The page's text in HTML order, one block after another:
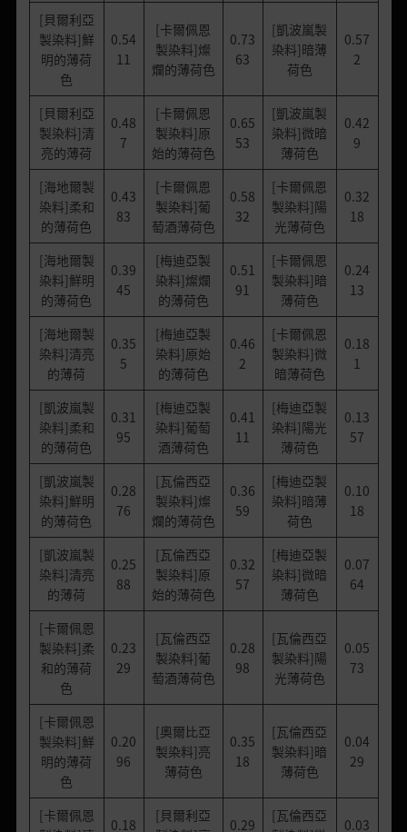
[貝爾利亞
製染料]鮮
明的薄荷
色
0.54
11
[卡爾佩恩
製染料]燦
爛的薄荷色
0.73
63
[凱波嵐製
染料]暗薄
荷色
0.57
2
[貝爾利亞
製染料]清
亮的薄荷
0.48
7
[卡爾佩恩
製染料]原
始的薄荷色
0.65
53
[凱波嵐製
染料]微暗
薄荷色
0.42
9
[海地爾製
染料]柔和
的薄荷色
0.43
83
[卡爾佩恩
製染料]葡
萄酒薄荷色
0.58
32
[卡爾佩恩
製染料]陽
光薄荷色
0.32
18
[海地爾製
染料]鮮明
的薄荷色
0.39
45
[梅迪亞製
染料]燦爛
的薄荷色
0.51
91
[卡爾佩恩
製染料]暗
薄荷色
0.24
13
[海地爾製
染料]清亮
的薄荷
0.35
5
[梅迪亞製
染料]原始
的薄荷色
0.46
2
[卡爾佩恩
製染料]微
暗薄荷色
0.18
1
[凱波嵐製
染料]柔和
的薄荷色
0.31
95
[梅迪亞製
染料]葡萄
酒薄荷色
0.41
11
[梅迪亞製
染料]陽光
薄荷色
0.13
57
[凱波嵐製
染料]鮮明
的薄荷色
0.28
76
[瓦倫西亞
製染料]燦
爛的薄荷色
0.36
59
[梅迪亞製
染料]暗薄
荷色
0.10
18
[凱波嵐製
染料]清亮
的薄荷
0.25
88
[瓦倫西亞
製染料]原
始的薄荷色
0.32
57
[梅迪亞製
染料]微暗
薄荷色
0.07
64
[卡爾佩恩
製染料]柔
和的薄荷
色
0.23
29
[瓦倫西亞
製染料]葡
萄酒薄荷色
0.28
98
[瓦倫西亞
製染料]陽
光薄荷色
0.05
73
[卡爾佩恩
製染料]鮮
明的薄荷
色
0.20
96
[奧爾比亞
製染料]亮
薄荷色
0.35
18
[瓦倫西亞
製染料]暗
薄荷色
0.04
29
[卡爾佩恩
0.18
[貝爾利亞
0.29
[瓦倫西亞
0.03